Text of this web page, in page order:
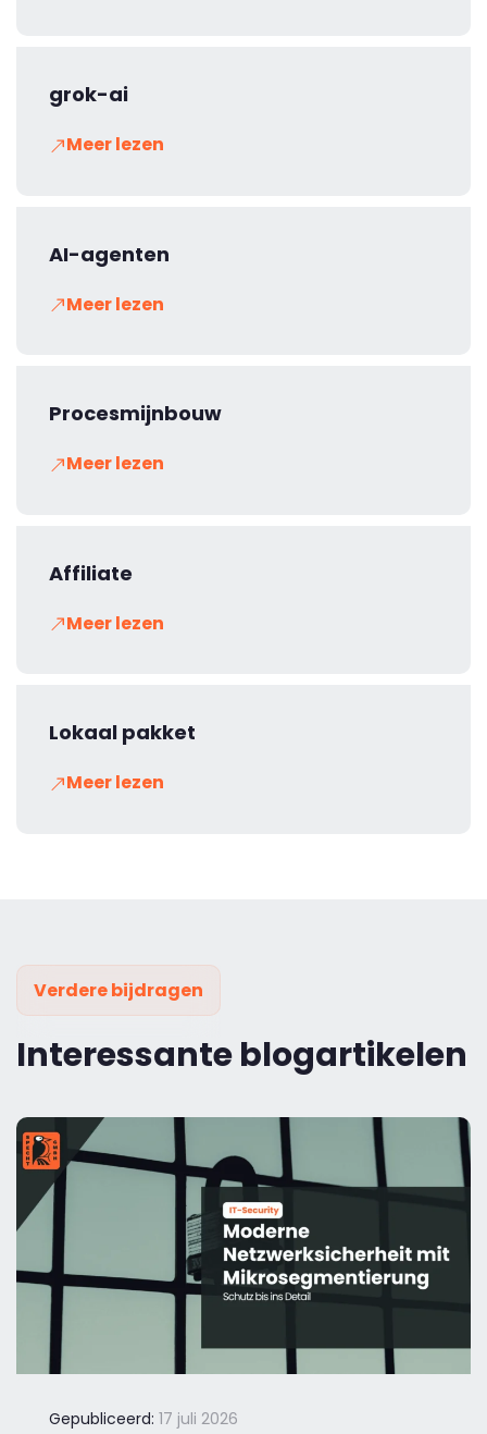
grok-ai
Meer lezen
AI-agenten
Meer lezen
Procesmijnbouw
Meer lezen
Affiliate
Meer lezen
Lokaal pakket
Meer lezen
Verdere bijdragen
Interessante blogartikelen
Gepubliceerd: 17 juli 2026